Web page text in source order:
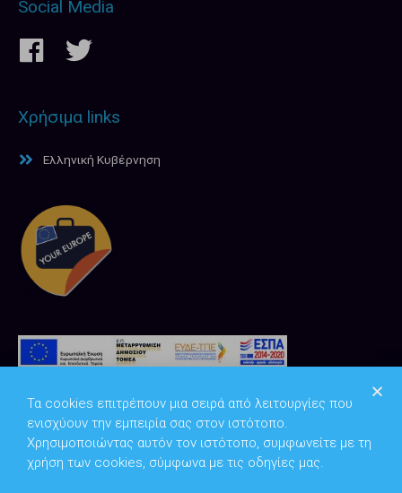
Social Media
Χρήσιμα links
Ελληνική Κυβέρνηση
Τα cookies επιτρέπουν μια σειρά από λειτουργίες που
ενισχύουν την εμπειρία σας στον ιστότοπο.
Χρησιμοποιώντας αυτόν τον ιστότοπο, συμφωνείτε με τη
χρήση των cookies, σύμφωνα με τις οδηγίες μας.